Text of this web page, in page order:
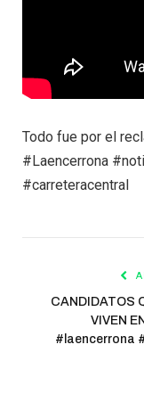
Todo fue por el
#Laencerrona
#carreteracentral
CANDIDATOS
VIVEN
#laencerrona